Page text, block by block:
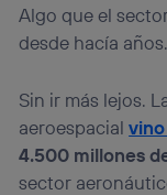
Algo que el
desde hacía años.
Sin ir más lejos.
aeroespacial
4.500 millones
sector